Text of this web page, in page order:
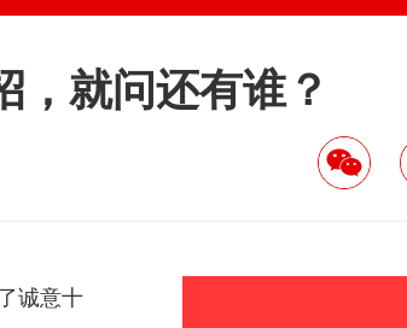
，就问还有谁？
诚意十